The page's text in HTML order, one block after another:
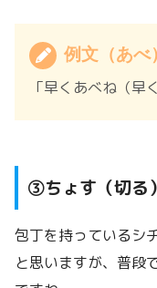
例文（あべ）
「早くあべね（早
③ちょす（切る）
包丁を持っているシ
と思いますが、普段